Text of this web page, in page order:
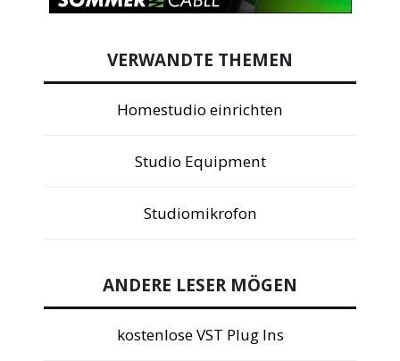
VERWANDTE THEMEN
Homestudio einrichten
Studio Equipment
Studiomikrofon
ANDERE LESER MÖGEN
kostenlose VST Plug Ins